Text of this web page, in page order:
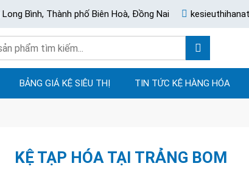
Bình, Thành phố Biên Hoà, Đồng Nai
BẢNG GIÁ KỆ SIÊU THỊ TIN TỨC KỆ HÀNG HÓA
KỆ TẠP HÓA TẠI TRẢNG BOM